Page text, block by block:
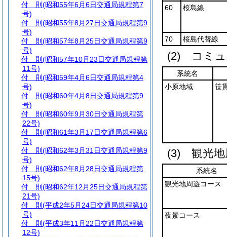
60 桜島線
70 桜島代替線
(2) コミ
系統名
小原地域
笹
(3) 観光
系統名
観光地周遊コース
夜景コース
付 則 (昭和55年6月6日交通局規程第7
号)
付 則 (昭和55年8月27日交通局規程第9
号)
付 則 (昭和57年8月25日交通局規程第9
号)
付 則 (昭和57年10月23日交通局規程第
11号)
付 則 (昭和59年4月6日交通局規程第4
号)
付 則 (昭和60年4月8日交通局規程第9
号)
付 則 (昭和60年9月30日交通局規程第
22号)
付 則 (昭和61年3月17日交通局規程第6
号)
付 則 (昭和62年3月31日交通局規程第9
号)
付 則 (昭和62年8月28日交通局規程第
15号)
付 則 (昭和62年12月25日交通局規程第
21号)
付 則 (平成2年5月24日交通局規程第10
号)
付 則 (平成3年11月22日交通局規程第
12号)